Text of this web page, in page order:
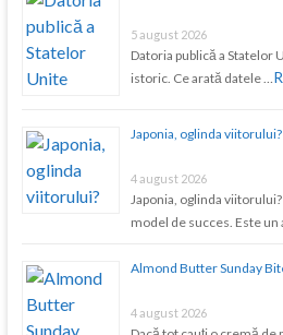
5 august 2026
Datoria publică a Statelor
istoric. Ce arată datele …
Japonia, oglinda viitorului?
4 august 2026
Japonia, oglinda
model de succes. Este
Almond Butter Sunday
4 august 2026